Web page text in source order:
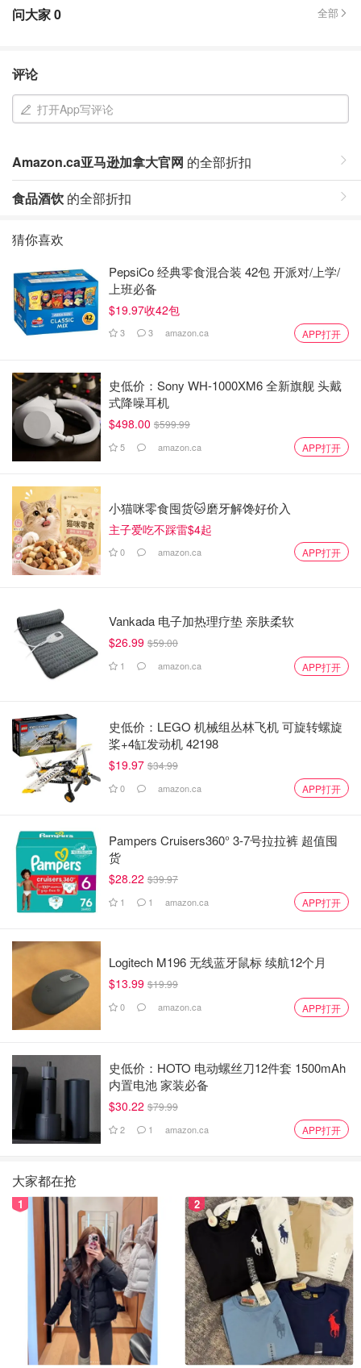
问大家0 全部
评论
打开App写评论
Amazon.ca亚马逊加拿大官网 的全部折扣
食品酒饮 的全部折扣
猜你喜欢
PepsiCo 经典零食混合装 42包 开派对/上学/
上班必备
$19.97收42包
3 3 amazon.ca APP打开
史低价：Sony WH-1000XM6 全新旗舰 头戴
式降噪耳机
$498.00 $599.99
5 amazon.ca APP打开
小猫咪零食囤货🐱磨牙解馋好价入
主子爱吃不踩雷$4起
0 amazon.ca APP打开
Vankada 电子加热理疗垫 亲肤柔软
$26.99 $59.00
1 amazon.ca APP打开
史低价：LEGO 机械组丛林飞机 可旋转螺旋
桨+4缸发动机 42198
$19.97 $34.99
0 amazon.ca APP打开
Pampers Cruisers360° 3-7号拉拉裤 超值囤
货
$28.22 $39.97
1 1 amazon.ca APP打开
Logitech M196 无线蓝牙鼠标 续航12个月
$13.99 $19.99
0 amazon.ca APP打开
史低价：HOTO 电动螺丝刀12件套 1500mAh
内置电池 家装必备
$30.22 $79.99
2 1 amazon.ca APP打开
大家都在抢
1 2